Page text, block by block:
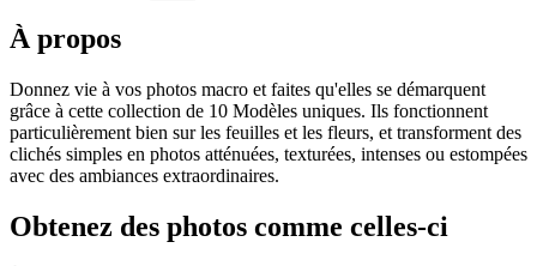
À propos
Donnez vie à vos photos macro et faites qu'elles se démarquent
grâce à cette collection de 10 Modèles uniques. Ils fonctionnent
particulièrement bien sur les feuilles et les fleurs, et transforment des
clichés simples en photos atténuées, texturées, intenses ou estompées
avec des ambiances extraordinaires.
Obtenez des photos comme celles-ci